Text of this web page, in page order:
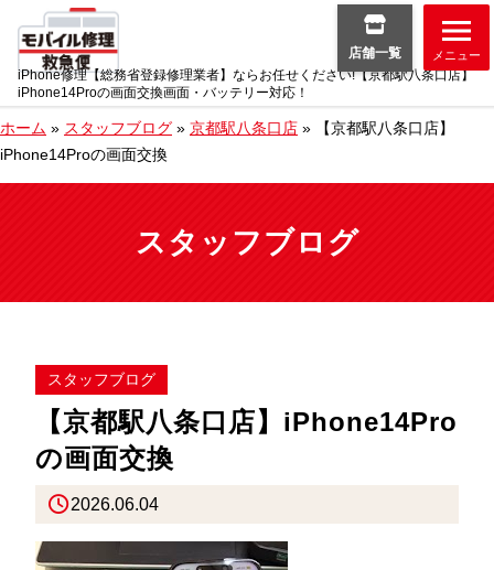
iPhone修理【総務省登録修理業者】ならお任せください!【京都駅八条口店】
iPhone14Proの画面交換画面・バッテリー対応！
店舗一覧 メニュー
ホーム » スタッフブログ » 京都駅八条口店 »
【京都駅八条口店】
iPhone14Proの画面交換
スタッフブログ
スタッフブログ
【京都駅八条口店】iPhone14Pro
の画面交換
2026.06.04